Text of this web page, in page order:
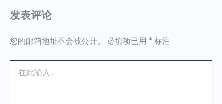
发表评论
您的邮箱地址不会被公开。 必填项已用 * 标注